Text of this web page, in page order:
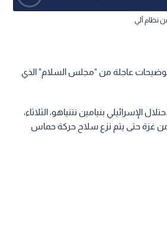
نظام آلي
عاجلة من "مجلس السلام" الذي
الإسرائيلي بنيامين نتنياهو، الثلاثاء،
غزة حتى يتم نزع سلاح حركة حماس